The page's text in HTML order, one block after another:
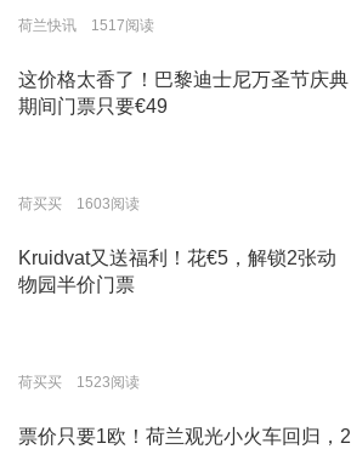
荷兰快讯 1517阅读
这价格太香了！巴黎迪士尼万圣节庆典
期间门票只要€49
荷买买 1603阅读
Kruidvat又送福利！花€5，解锁2张动
物园半价门票
荷买买 1523阅读
票价只要1欧！荷兰观光小火车回归，2